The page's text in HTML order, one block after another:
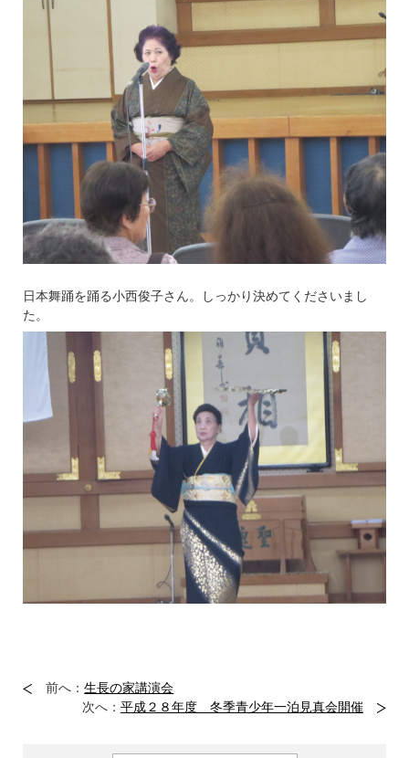
日本舞踊を踊る小西俊子さん。しっかり決めてくださいまし
た。
前へ：生長の家講演会
次へ： 平成２８年度 冬季青少年一泊見真会開催